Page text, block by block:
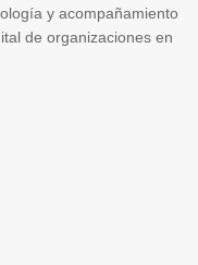
y acompañamiento
de organizaciones en